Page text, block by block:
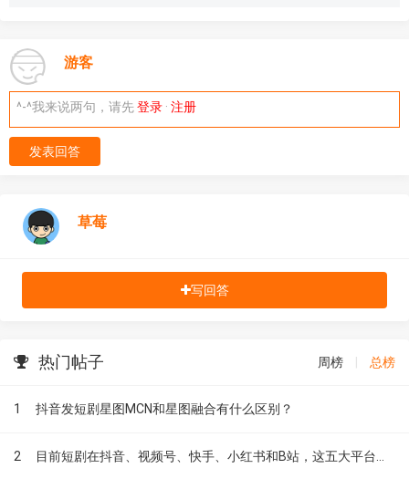
游客
^-^我来说两句，请先登录 · 注册
发表回答
草莓
写回答
热门帖子 周榜 总榜
1 抖音发短剧星图MCN和星图融合有什么区别？
2